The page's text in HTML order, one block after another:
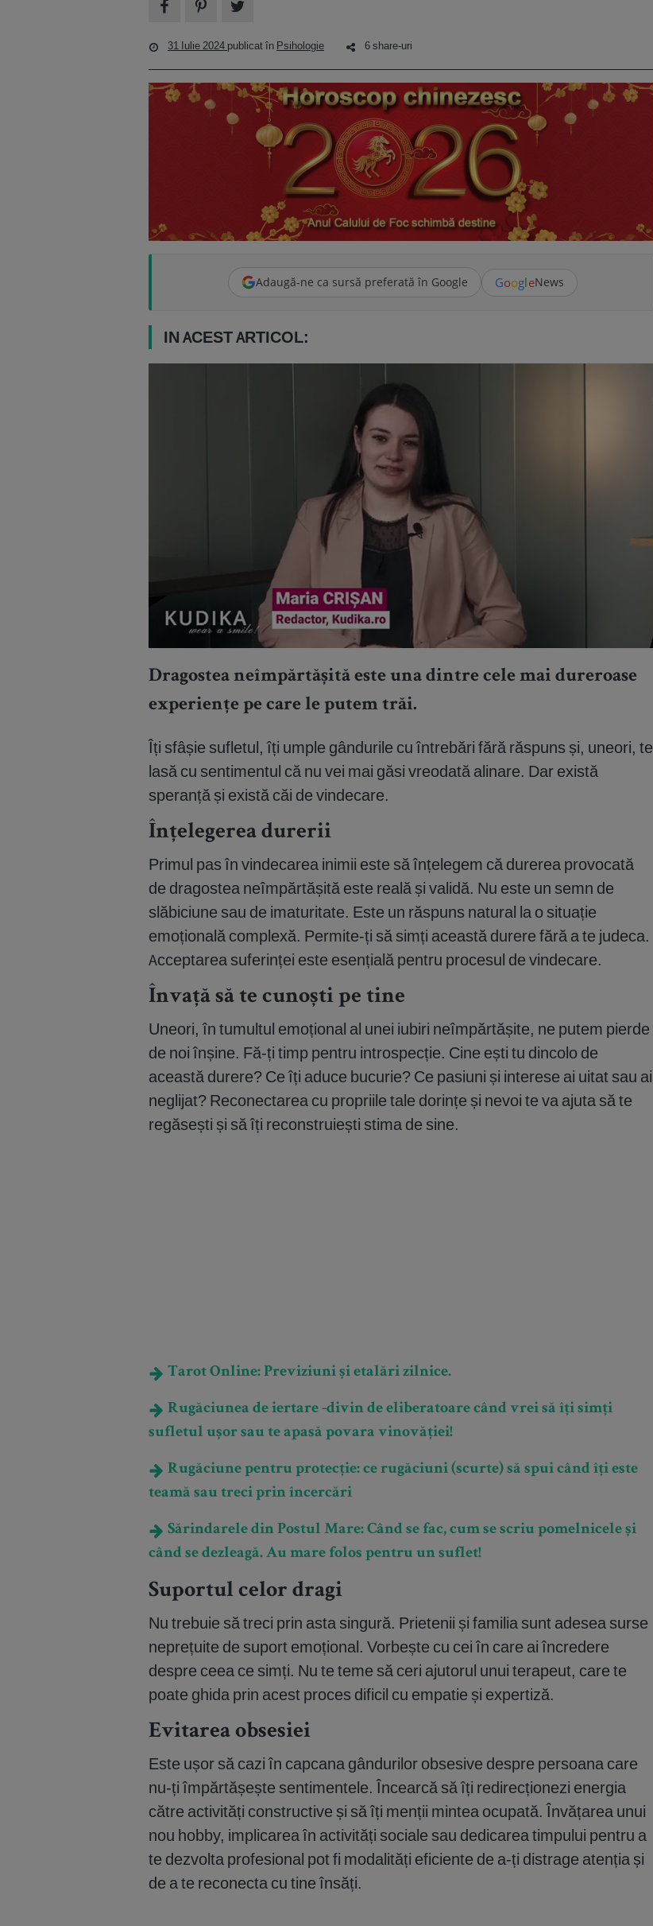
31 Iulie 2024 publicat în Psihologie 6 share-uri
Adaugă-ne ca sursă preferată în Google GoogleNews
IN ACEST ARTICOL:
Dragostea neîmpărtășită este una dintre cele mai dureroase
experiențe pe care le putem trăi.
Îți sfâșie sufletul, îți umple gândurile cu întrebări fără răspuns și, uneori, te
lasă cu sentimentul că nu vei mai găsi vreodată alinare. Dar există
speranță și există căi de vindecare.
Înțelegerea durerii
Primul pas în vindecarea inimii este să înțelegem că durerea provocată
de dragostea neîmpărtășită este reală și validă. Nu este un semn de
slăbiciune sau de imaturitate. Este un răspuns natural la o situație
emoțională complexă. Permite-ți să simți această durere fără a te judeca.
Acceptarea suferinței este esențială pentru procesul de vindecare.
Învață să te cunoști pe tine
Uneori, în tumultul emoțional al unei iubiri neîmpărtășite, ne putem pierde
de noi înșine. Fă-ți timp pentru introspecție. Cine ești tu dincolo de
această durere? Ce îți aduce bucurie? Ce pasiuni și interese ai uitat sau ai
neglijat? Reconectarea cu propriile tale dorințe și nevoi te va ajuta să te
regăsești și să îți reconstruiești stima de sine.
Tarot Online: Previziuni și etalări zilnice.
Rugăciunea de iertare -divin de eliberatoare când vrei să îți simți
sufletul ușor sau te apasă povara vinovăției!
Rugăciune pentru protecție: ce rugăciuni (scurte) să spui când îți este
teamă sau treci prin încercări
Sărindarele din Postul Mare: Când se fac, cum se scriu pomelnicele și
când se dezleagă. Au mare folos pentru un suflet!
Suportul celor dragi
Nu trebuie să treci prin asta singură. Prietenii și familia sunt adesea surse
neprețuite de suport emoțional. Vorbește cu cei în care ai încredere
despre ceea ce simți. Nu te teme să ceri ajutorul unui terapeut, care te
poate ghida prin acest proces dificil cu empatie și expertiză.
Evitarea obsesiei
Este ușor să cazi în capcana gândurilor obsesive despre persoana care
nu-ți împărtășește sentimentele. Încearcă să îți redirecționezi energia
către activități constructive și să îți menții mintea ocupată. Învățarea unui
nou hobby, implicarea în activități sociale sau dedicarea timpului pentru a
te dezvolta profesional pot fi modalități eficiente de a-ți distrage atenția și
de a te reconecta cu tine însăți.